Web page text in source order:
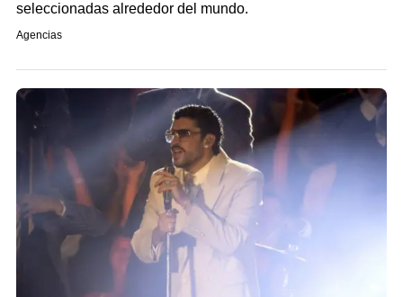
seleccionadas alrededor del mundo.
Agencias